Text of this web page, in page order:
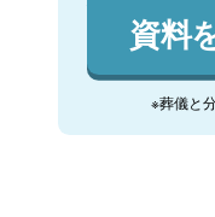
資料
※葬儀と